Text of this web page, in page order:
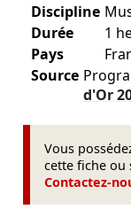
Discipline
Durée
1
Pays
Source
d'Or
Vous
cette fiche ou
Contactez-